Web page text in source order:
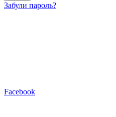
Забули пароль?
Facebook